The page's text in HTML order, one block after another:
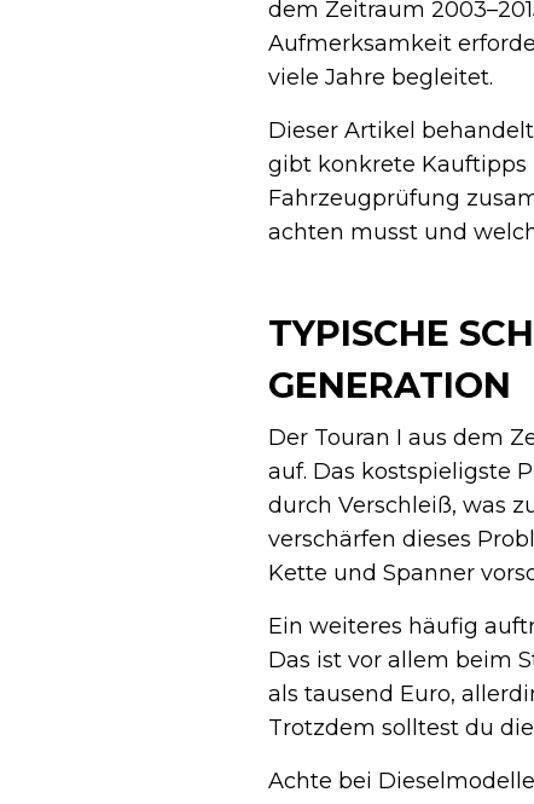
dem Zeitraum
Aufmerksamkeit
viele Jahre begleitet.
Dieser Artikel
gibt konkrete Kauftipps
Fahrzeugprüfung
achten musst und
TYPISCHE
GENERATION
Der Touran I aus dem
auf. Das kostspieligste
durch Verschleiß, was
verschärfen dieses
Kette und Spanner
Ein weiteres häufig
Das ist vor allem beim
als tausend Euro,
Trotzdem solltest du
Achte bei